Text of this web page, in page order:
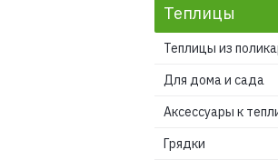
Теплицы
Теплицы из
Для дома и сада
Аксессуары к
Грядки